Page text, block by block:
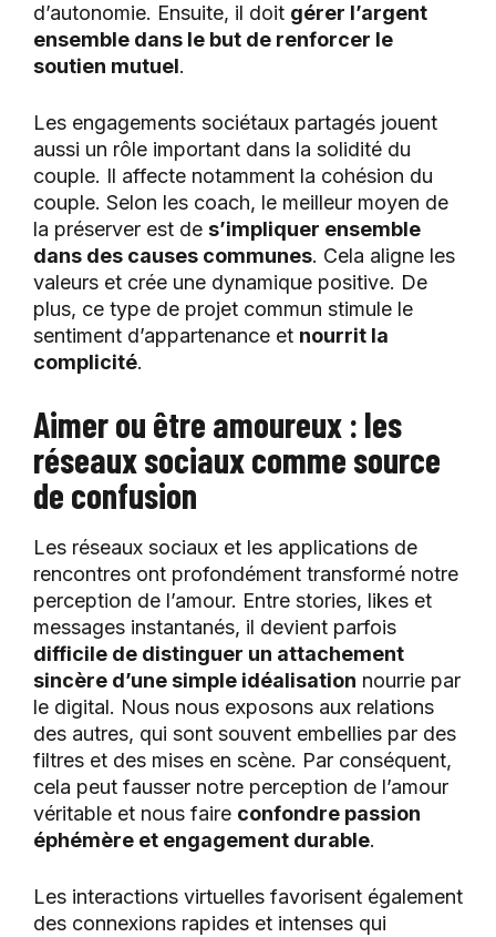
d’autonomie. Ensuite, il doit gérer l’argent
ensemble dans le but de renforcer le
soutien mutuel.
Les engagements sociétaux partagés jouent
aussi un rôle important dans la solidité du
couple. Il affecte notamment la cohésion du
couple. Selon les coach, le meilleur moyen de
la préserver est de s’impliquer ensemble
dans des causes communes. Cela aligne les
valeurs et crée une dynamique positive. De
plus, ce type de projet commun stimule le
sentiment d’appartenance et nourrit la
complicité.
Aimer ou être amoureux : les
réseaux sociaux comme source
de confusion
Les réseaux sociaux et les applications de
rencontres ont profondément transformé notre
perception de l’amour. Entre stories, likes et
messages instantanés, il devient parfois
difficile de distinguer un attachement
sincère d’une simple idéalisation nourrie par
le digital. Nous nous exposons aux relations
des autres, qui sont souvent embellies par des
filtres et des mises en scène. Par conséquent,
cela peut fausser notre perception de l’amour
véritable et nous faire confondre passion
éphémère et engagement durable.
Les interactions virtuelles favorisent également
des connexions rapides et intenses qui